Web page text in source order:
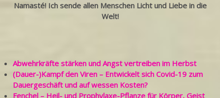
Namasté! Ich sende allen Menschen Licht und Liebe in die
Welt!
Abwehrkräfte stärken und Angst vertreiben im Herbst
(Dauer-)Kampf den Viren – Entwickelt sich Covid-19 zum
Dauergeschäft und auf wessen Kosten?
Fenchel – Heil- und Prophylaxe-Pflanze für Körper, Geist